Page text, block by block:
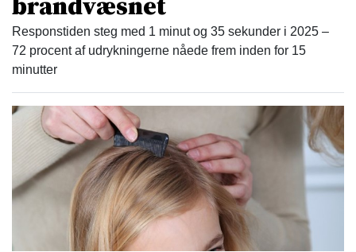
Responstiden steg med 1 minut og 35 sekunder i 2025 –
72 procent af udrykningerne nåede frem inden for 15
minutter